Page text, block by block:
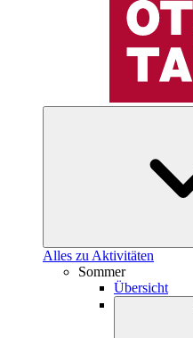
Alles zu Aktivitäten
Sommer
Übersicht